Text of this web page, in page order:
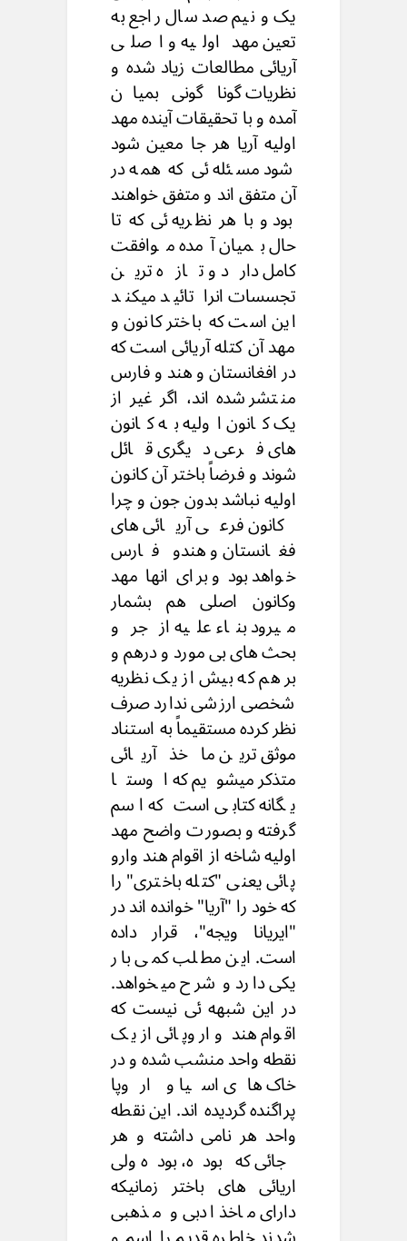
یک و نیم صد سال راجع به
تعین مهد اولیه و اصلی
آریائی مطالعات زیاد شده و
نظریات گونا گونی بمیان
آمده و با تحقیقات آینده مهد
اولیه آریا هر جا معین شود
شود مسئله ئی که همه در
آن متفق اند و متفق خواهند
بود و با هر نظریه ئی که تا
حال بمیان آمده موافقت
کامل دارد و تازه ترین
تجسسات انرا تائید میکند
این است که باختر کانون و
مهد آن کتله آریائی است که
در افغانستان و هند و فارس
منتشر شده اند، اگر غیر از
یک کانون اولیه به کانون
های فرعی دیگری قائل
شوند و فرضاً باختر آن کانون
اولیه نباشد بدون جون و چرا
کانون فرعی آریائی های
فغانستان و هندو فارس
خواهد بود و برای انها مهد
وکانون اصلی هم بشمار
میرود بناء علیه از جر و
بحث های بی مورد و درهم و
بر هم که بیش از یک نظریه
شخصی ارزشی ندارد صرف
نظر کرده مستقیماً به استناد
موثق ترین ما خذ آریائی
متذکر میشویم که اوستا
یگانه کتابی است که اسم
گرفته و بصورت واضح مهد
اولیه شاخه از اقوام هند وارو
پائی یعنی "کتله باختری" را
که خود را "آریا" خوانده اند در
"ایریانا ویجه"، قرار داده
است. این مطلب کمی بار
یکی دارد و شرح میخواهد.
در این شبهه ئی نیست که
اقوام هند و اروپائی از یک
نقطه واحد منشب شده و در
خاک های اسیا و اروپا
پراگنده گردیده اند. این نقطه
واحد هر نامی داشته و هر
جائی که بوده، بوده ولی
اریائی های باختر زمانیکه
دارای ماخذ ادبی و مذهبی